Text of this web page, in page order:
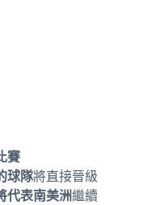
賽
球隊將直接晉級
代表南美洲繼續